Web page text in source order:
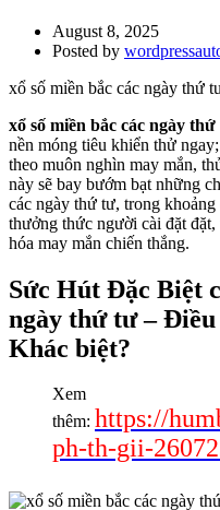
August 8, 2025
Posted by
xổ số miền bắc các ngày thứ
xổ số miền bắc các ngày
nền móng tiêu khiển thử
theo muôn nghìn may mắn,
này sẽ bay bướm bạt những
các ngày thứ tư, trong
thưởng thức người cài đặt
hóa may mắn chiến thắng.
Sức Hút Đặc Biệt
ngày thứ tư –
Khác biệt?
Xem
thêm: https://
ph-th-gii-